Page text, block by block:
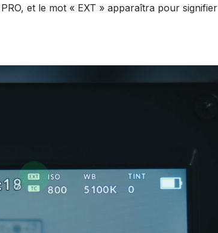
et le mot « EXT » apparaîtra pour